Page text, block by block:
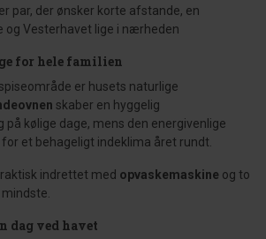
par, der ønsker korte afstande, en
Vesterhavet lige i nærheden
for hele familien
er husets naturlige
skaber en hyggelig
kølige dage, mens den energivenlige
et behageligt indeklima året rundt.
indrettet med opvaskemaskine og to
dag ved havet